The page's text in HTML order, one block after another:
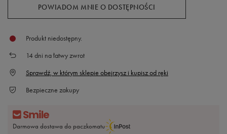
POWIADOM MNIE O DOSTĘPNOŚCI
Produkt niedostępny
14dni na łatwy zwrot
Sprawdź, w którym sklepie obejrzysz i kupisz od ręki
Bezpieczne zakupy
Darmowa dostawa do paczkomatu